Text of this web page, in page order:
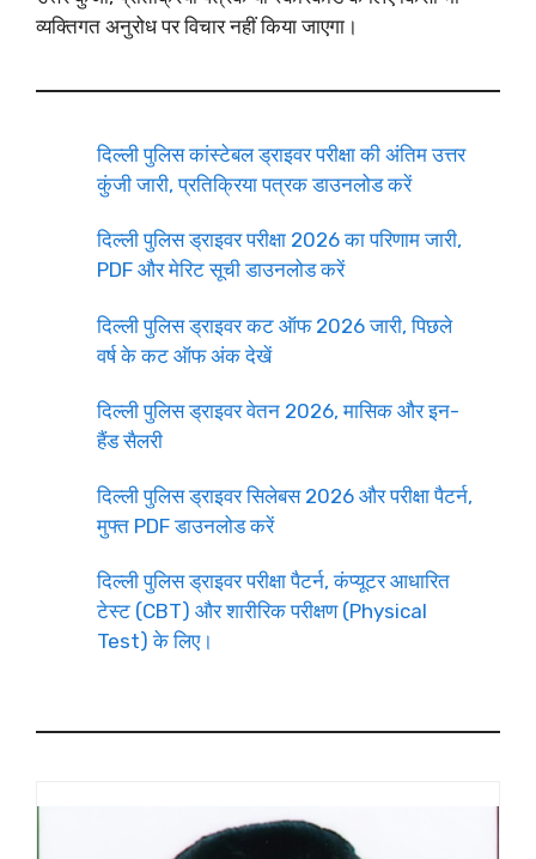
व्यक्तिगत अनुरोध पर विचार नहीं किया जाएगा।
दिल्ली पुलिस कांस्टेबल ड्राइवर परीक्षा की अंतिम उत्तर
कुंजी जारी, प्रतिक्रिया पत्रक डाउनलोड करें
दिल्ली पुलिस ड्राइवर परीक्षा 2026 का परिणाम जारी,
PDF और मेरिट सूची डाउनलोड करें
दिल्ली पुलिस ड्राइवर कट ऑफ 2026 जारी, पिछले
वर्ष के कट ऑफ अंक देखें
दिल्ली पुलिस ड्राइवर वेतन 2026, मासिक और इन-
हैंड सैलरी
दिल्ली पुलिस ड्राइवर सिलेबस 2026 और परीक्षा पैटर्न,
मुफ्त PDF डाउनलोड करें
दिल्ली पुलिस ड्राइवर परीक्षा पैटर्न, कंप्यूटर आधारित
टेस्ट (CBT) और शारीरिक परीक्षण (Physical
Test) के लिए।